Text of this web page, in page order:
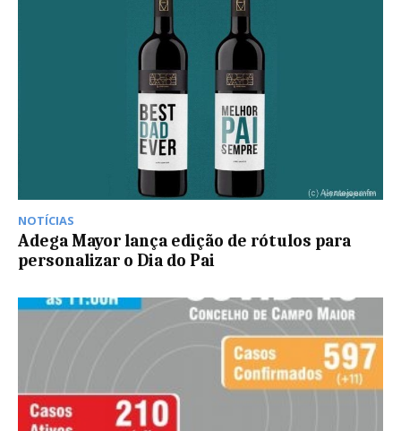
NOTÍCIAS
Adega Mayor lança edição de rótulos para
personalizar o Dia do Pai